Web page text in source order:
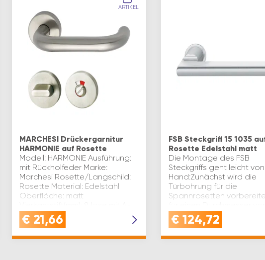
ARTIKEL
MARCHESI Drückergarnitur
HARMONIE auf Rosette
Modell: HARMONIE Ausführung:
mit Rückholfeder Marke:
Marchesi Rosette/Langschild:
Rosette Material: Edelstahl
Oberfläche: matt
Hülse auf 8,5 Klasse nach EN
1906: 3 B…
€ 21,66
FSB Steckgriff 15 1035
Rosette Edelstahl matt
Die Montage des FSB
Steckgriffs geht leicht
Hand:Zunächst wird die
Türbohrung für die
Spannrosetten
mm geeignet sind.Dies
über die CNC-Tec…
€ 124,72